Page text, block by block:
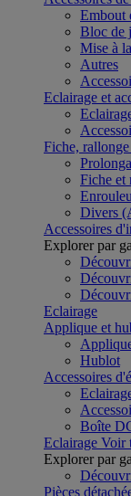
Embout
Bloc de
Mise à
Autres
Eclairage et
Fiche,
Fiche et
Divers
Accessoires
Explorer par
Eclairage
Applique et
Hublot
Accessoires
Boîte
Eclairage Voir
Explorer par
Pièces